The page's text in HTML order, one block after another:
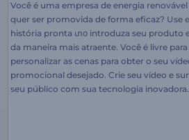
Você é uma empresa de energia
quer ser promovida de forma eficaz? Use
história pronta տօ introduza seu produto
da maneira mais atraente. Você é livre para
personalizar as cenas para obter o seu
promocional desejado. Crie seu vídeo e
seu público com sua tecnologia inovadora.